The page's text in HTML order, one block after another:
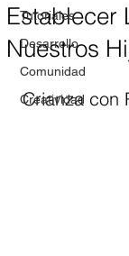
Tutoriales
Desarrollo
Comunidad
Creatividad
Establecer
Nuestros
Crianza con